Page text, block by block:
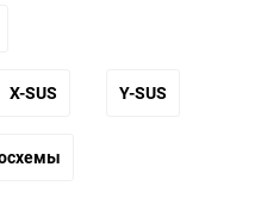
X-SUS Y-SUS